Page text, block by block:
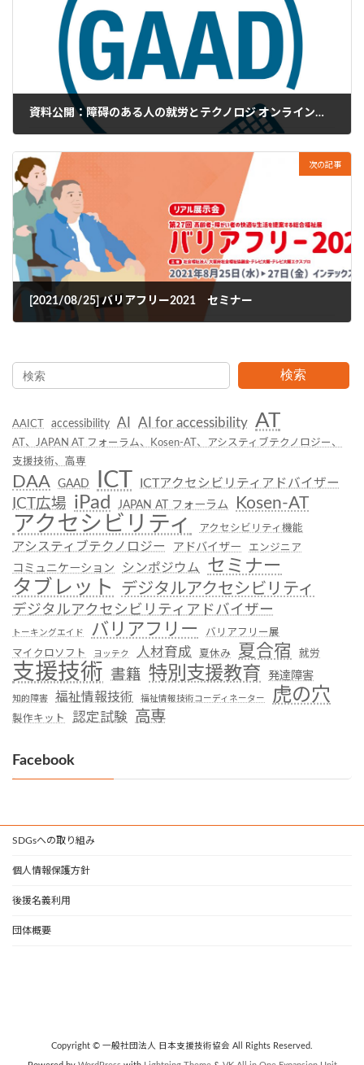
資料公開：障碍のある人の就労とテクノロジ オンラインセミナー（2021年5月）
次の記事
[2021/08/25] バリアフリー2021 セミナー
検索
AAICT accessibility AI AI for accessibility AT
AT、JAPAN AT フォーラム、Kosen-AT、アシスティブテクノロジー、
支援技術、高専
DAA GAAD ICT ICTアクセシビリティアドバイザー
ICT広場 iPad JAPAN AT フォーラム Kosen-AT
アクセシビリティ アクセシビリティ機能
アシスティブテクノロジー アドバイザー エンジニア
コミュニケーション シンポジウム セミナー
タブレット デジタルアクセシビリティ
デジタルアクセシビリティアドバイザー
トーキングエイド バリアフリー バリアフリー展
マイクロソフト ヨッテク 人材育成 夏休み 夏合宿 就労
支援技術 書籍 特別支援教育 発達障害
知的障害 福祉情報技術 福祉情報技術コーディネーター 虎の穴
製作キット 認定試験 高専
Facebook
SDGsへの取り組み
個人情報保護方針
後援名義利用
団体概要
Copyright © 一般社団法人 日本支援技術協会 All Rights Reserved.